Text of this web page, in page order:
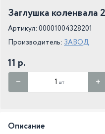
Заглушка коленвала
Артикул: 00001004328201
Производитель: ЗАВОД
11 р.
шт
Описание